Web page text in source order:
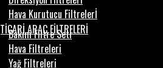
Hava Kurutucu Filtrelerİ
ARAÇ FİLTRELERİ
Bakım Filtre Seti
Hava Filtreleri
Yağ Filtreleri